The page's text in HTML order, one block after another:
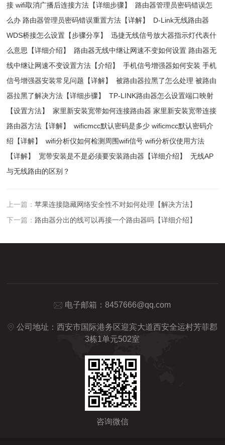
接 wifi取消广播后连接方法【详细步骤】
路由器管理员密码错误怎
么办 路由器管理员密码错误重置方法【详解】
D-Link无线路由器
WDS桥接怎么设置【步骤分享】
迅捷无线信号放大器指示灯代表什
么意思【详细介绍】
路由器无线中继让网速不变如何设置 路由器无
线中继让网速不变设置方法【介绍】
手机信号增强器如何安装 手机
信号增强器安装常见问题【详解】
被路由器拉黑了怎么处理 被路由
器拉黑了解决方法【详细步骤】
TP-LINK路由器怎么设置端口映射
【设置方法】
家里新安装宽带如何连接路由器 家里新安装宽带连接
路由器方法【详解】
wificmcc默认密码是多少 wificmcc默认密码介
绍【详解】
wifi分析仪如何检测周围wifi信号 wifi分析仪使用方法
【详解】
宽带安装是不是必须要安装路由器【详细介绍】
无线AP
与无线路由的区别？
上一篇：苹果连接隐藏网络安全性不对如何处理【解决方法】
下一篇： 路由器分出的线可以再接一个路由器吗【详细介绍】
电子邮箱：8457666@qq.com
公司地址：西安市国际港务区迎宾大道西安全运村芳菲郡
3栋1单元502室
咨询微信